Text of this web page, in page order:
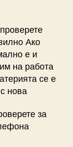
Ако
е и
на работа
се е
нова
за